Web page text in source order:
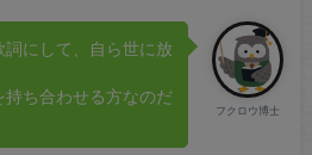
フクロウ博士
にして、自ら世に放
持ち合わせる方なのだ